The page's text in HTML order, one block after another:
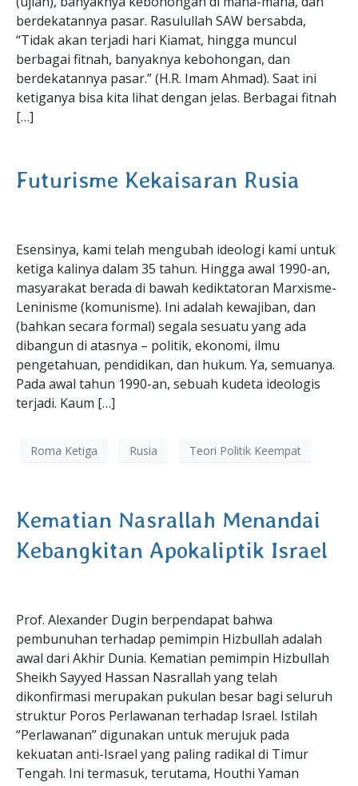
berdekatannya pasar. Rasulullah SAW bersabda,
“Tidak akan terjadi hari Kiamat, hingga muncul
berbagai fitnah, banyaknya kebohongan, dan
berdekatannya pasar.” (H.R. Imam Ahmad). Saat ini
ketiganya bisa kita lihat dengan jelas. Berbagai fitnah
[…]
Futurisme Kekaisaran Rusia
Esensinya, kami telah mengubah ideologi kami untuk
ketiga kalinya dalam 35 tahun. Hingga awal 1990-an,
masyarakat berada di bawah kediktatoran Marxisme-
Leninisme (komunisme). Ini adalah kewajiban, dan
(bahkan secara formal) segala sesuatu yang ada
dibangun di atasnya – politik, ekonomi, ilmu
pengetahuan, pendidikan, dan hukum. Ya, semuanya.
Pada awal tahun 1990-an, sebuah kudeta ideologis
terjadi. Kaum […]
Roma Ketiga Rusia Teori Politik Keempat
Kematian Nasrallah Menandai
Kebangkitan Apokaliptik Israel
Prof. Alexander Dugin berpendapat bahwa
pembunuhan terhadap pemimpin Hizbullah adalah
awal dari Akhir Dunia. Kematian pemimpin Hizbullah
Sheikh Sayyed Hassan Nasrallah yang telah
dikonfirmasi merupakan pukulan besar bagi seluruh
struktur Poros Perlawanan terhadap Israel. Istilah
“Perlawanan” digunakan untuk merujuk pada
kekuatan anti-Israel yang paling radikal di Timur
Tengah. Ini termasuk, terutama, Houthi Yaman